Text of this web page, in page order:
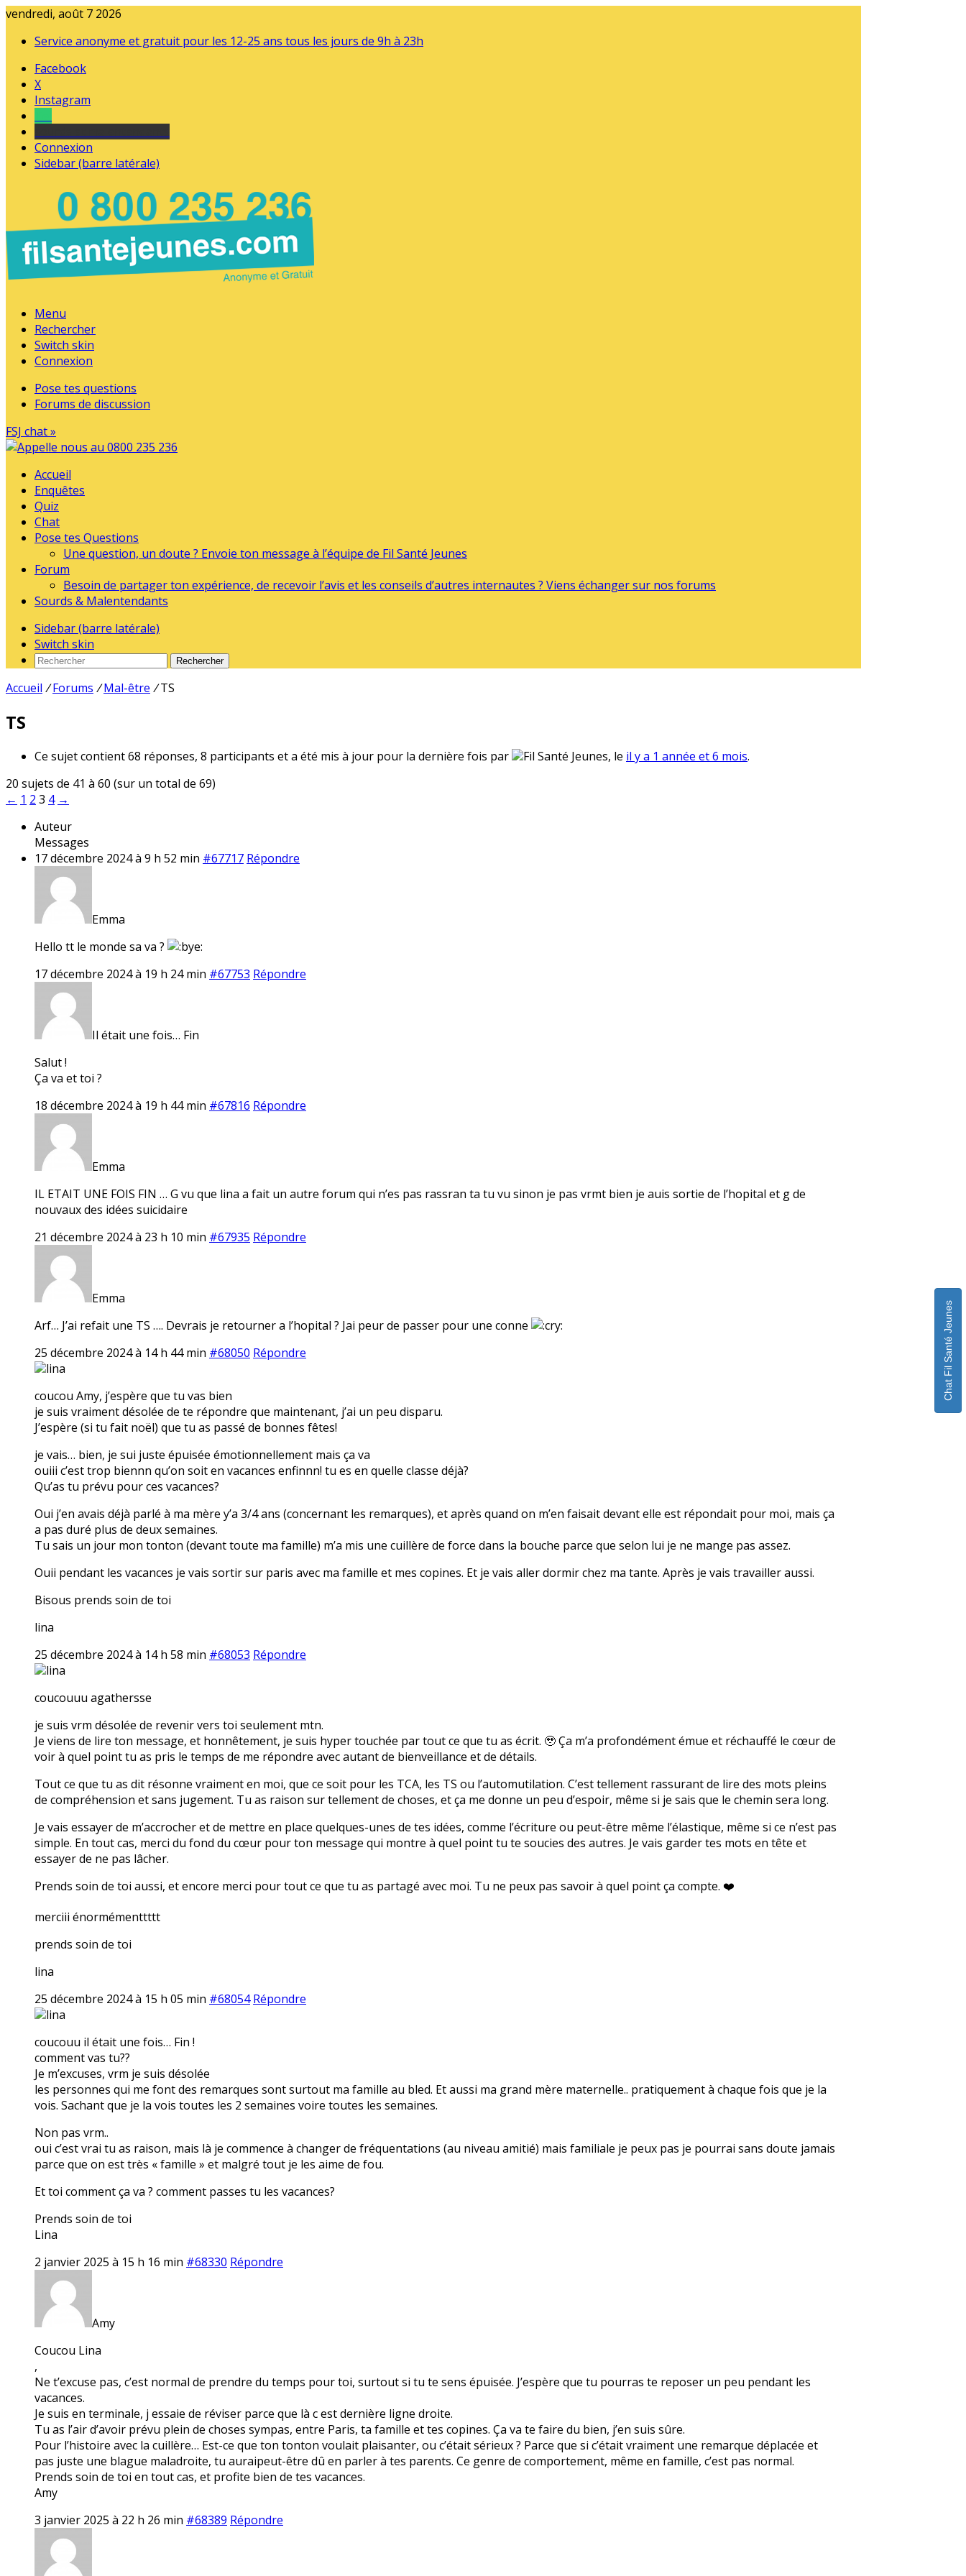
vendredi, août 7 2026
Service anonyme et gratuit pour les 12-25 ans tous les jours de 9h à 23h
Facebook
X
Instagram
Connexion
Sidebar (barre latérale)
Menu
Rechercher
Switch skin
Connexion
Pose tes questions
Forums de discussion
FSJ chat »
Accueil
Enquêtes
Quiz
Chat
Pose tes Questions
Une question, un doute ? Envoie ton message à l’équipe de Fil Santé Jeunes
Forum
Besoin de partager ton expérience, de recevoir l’avis et les conseils d’autres internautes ? Viens échanger sur nos forums
Sourds & Malentendants
Sidebar (barre latérale)
Switch skin
Rechercher
Accueil / Forums / Mal-être / TS
TS
Ce sujet contient 68 réponses, 8 participants et a été mis à jour pour la dernière fois par Fil Santé Jeunes, le il y a 1 année et 6 mois.
20 sujets de 41 à 60 (sur un total de 69)
← 1 2 3 4 →
Auteur
Messages
17 décembre 2024 à 9 h 52 min #67717 Répondre
Emma
Hello tt le monde sa va ?
17 décembre 2024 à 19 h 24 min #67753 Répondre
Il était une fois… Fin
Salut !
Ça va et toi ?
18 décembre 2024 à 19 h 44 min #67816 Répondre
Emma
IL ETAIT UNE FOIS FIN … G vu que lina a fait un autre forum qui n’es pas rassran ta tu vu sinon je pas vrmt bien je auis sortie de l’hopital et g de
nouvaux des idées suicidaire
21 décembre 2024 à 23 h 10 min #67935 Répondre
Emma
Arf… J’ai refait une TS …. Devrais je retourner a l’hopital ? Jai peur de passer pour une conne
25 décembre 2024 à 14 h 44 min #68050 Répondre
lina
coucou Amy, j’espère que tu vas bien
je suis vraiment désolée de te répondre que maintenant, j’ai un peu disparu.
J’espère (si tu fait noël) que tu as passé de bonnes fêtes!
je vais… bien, je sui juste épuisée émotionnellement mais ça va
ouiii c’est trop biennn qu’on soit en vacances enfinnn! tu es en quelle classe déjà?
Qu’as tu prévu pour ces vacances?
Oui j’en avais déjà parlé à ma mère y’a 3/4 ans (concernant les remarques), et après quand on m’en faisait devant elle est répondait pour moi, mais ça
a pas duré plus de deux semaines.
Tu sais un jour mon tonton (devant toute ma famille) m’a mis une cuillère de force dans la bouche parce que selon lui je ne mange pas assez.
Ouii pendant les vacances je vais sortir sur paris avec ma famille et mes copines. Et je vais aller dormir chez ma tante. Après je vais travailler aussi.
Bisous prends soin de toi
lina
25 décembre 2024 à 14 h 58 min #68053 Répondre
lina
coucouuu agathersse
je suis vrm désolée de revenir vers toi seulement mtn.
Je viens de lire ton message, et honnêtement, je suis hyper touchée par tout ce que tu as écrit. 🥹 Ça m’a profondément émue et réchauffé le cœur de
voir à quel point tu as pris le temps de me répondre avec autant de bienveillance et de détails.
Tout ce que tu as dit résonne vraiment en moi, que ce soit pour les TCA, les TS ou l’automutilation. C’est tellement rassurant de lire des mots pleins
de compréhension et sans jugement. Tu as raison sur tellement de choses, et ça me donne un peu d’espoir, même si je sais que le chemin sera long.
Je vais essayer de m’accrocher et de mettre en place quelques-unes de tes idées, comme l’écriture ou peut-être même l’élastique, même si ce n’est pas
simple. En tout cas, merci du fond du cœur pour ton message qui montre à quel point tu te soucies des autres. Je vais garder tes mots en tête et
essayer de ne pas lâcher.
Prends soin de toi aussi, et encore merci pour tout ce que tu as partagé avec moi. Tu ne peux pas savoir à quel point ça compte. ❤️
merciii énormémenttttt
prends soin de toi
lina
25 décembre 2024 à 15 h 05 min #68054 Répondre
lina
coucouu il était une fois… Fin !
comment vas tu??
Je m’excuses, vrm je suis désolée
les personnes qui me font des remarques sont surtout ma famille au bled. Et aussi ma grand mère maternelle.. pratiquement à chaque fois que je la
vois. Sachant que je la vois toutes les 2 semaines voire toutes les semaines.
Non pas vrm..
oui c’est vrai tu as raison, mais là je commence à changer de fréquentations (au niveau amitié) mais familiale je peux pas je pourrai sans doute jamais
parce que on est très « famille » et malgré tout je les aime de fou.
Et toi comment ça va ? comment passes tu les vacances?
Prends soin de toi
Lina
2 janvier 2025 à 15 h 16 min #68330 Répondre
Amy
Coucou Lina
,
Ne t’excuse pas, c’est normal de prendre du temps pour toi, surtout si tu te sens épuisée. J’espère que tu pourras te reposer un peu pendant les
vacances.
Je suis en terminale, j essaie de réviser parce que là c est dernière ligne droite.
Tu as l’air d’avoir prévu plein de choses sympas, entre Paris, ta famille et tes copines. Ça va te faire du bien, j’en suis sûre.
Pour l’histoire avec la cuillère… Est-ce que ton tonton voulait plaisanter, ou c’était sérieux ? Parce que si c’était vraiment une remarque déplacée et
pas juste une blague maladroite, tu auraipeut-être dû en parler à tes parents. Ce genre de comportement, même en famille, c’est pas normal.
Prends soin de toi en tout cas, et profite bien de tes vacances.
Amy
3 janvier 2025 à 22 h 26 min #68389 Répondre
Chat Fil Santé Jeunes